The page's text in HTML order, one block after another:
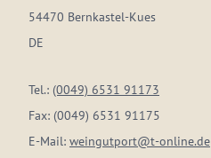
54470 Bernkastel-Kues
DE
Tel.: (0049) 6531 91173
Fax: (0049) 6531 91175
E-Mail: weingutport@t-online.de